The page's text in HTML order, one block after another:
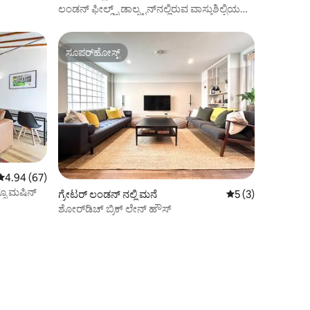
ಲಂಡನ್ ಫೀಲ್ಡ್ಸ್ ಡಾಲ್ಸ್ಟನ್‌ನಲ್ಲಿರುವ ವಾಸ್ತುಶಿಲ್ಪಿಯ
ರಲ್ಲಿ 4.94 ಸರಾಸರಿ ರೇಟಿಂಗ್, 67 ವಿಮರ್ಶೆಗಳು
4.94 (67)
ಮಷಿನ್
ಸೂಪರ್‌ಹೋಸ್ಟ್
ಸೂಪರ್‌ಹೋಸ್ಟ್
ಗ್ರೇಟರ್ ಲಂಡನ್ ನಲ್ಲಿ ಮನೆ 5 ರಲ್ಲಿ 5 ಸರಾಸರಿ
5 (3)
ಶೋರ್‌ಡಿಚ್ ಬ್ರಿಕ್ ಲೇನ್ ಹೌಸ್